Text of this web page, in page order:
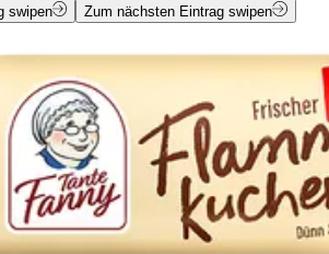
swipen Zum nächsten Eintrag swipen